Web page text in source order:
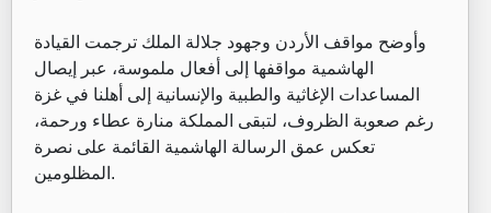
وأوضح مواقف الأردن وجهود جلالة الملك ترجمت القيادة
الهاشمية مواقفها إلى أفعال ملموسة، عبر إيصال
المساعدات الإغاثية والطبية والإنسانية إلى أهلنا في غزة
رغم صعوبة الظروف، لتبقى المملكة منارة عطاء ورحمة،
تعكس عمق الرسالة الهاشمية القائمة على نصرة
المظلومين.